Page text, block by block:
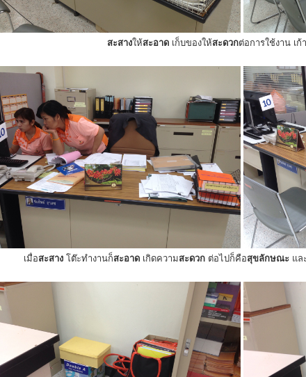
สะสางให้สะอาดเก็บของให้สะดวกต่อการใช้งาน เก้
เมื่อสะสางโต๊ะทำงานก็สะอาดเกิดความสะดวกต่อไปก็คือสุขลักษณะ แล